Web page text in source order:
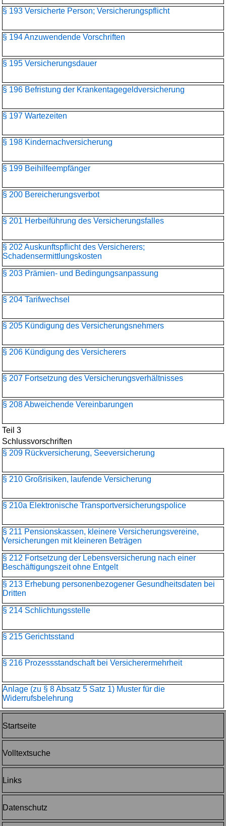
§ 193 Versicherte Person; Versicherungspflicht
§ 194 Anzuwendende Vorschriften
§ 195 Versicherungsdauer
§ 196 Befristung der Krankentagegeldversicherung
§ 197 Wartezeiten
§ 198 Kindernachversicherung
§ 199 Beihilfeempfänger
§ 200 Bereicherungsverbot
§ 201 Herbeiführung des Versicherungsfalles
§ 202 Auskunftspflicht des Versicherers;
Schadensermittlungskosten
§ 203 Prämien- und Bedingungsanpassung
§ 204 Tarifwechsel
§ 205 Kündigung des Versicherungsnehmers
§ 206 Kündigung des Versicherers
§ 207 Fortsetzung des Versicherungsverhältnisses
§ 208 Abweichende Vereinbarungen
Teil 3
Schlussvorschriften
§ 209 Rückversicherung, Seeversicherung
§ 210 Großrisiken, laufende Versicherung
§ 210a Elektronische Transportversicherungspolice
§ 211 Pensionskassen, kleinere Versicherungsvereine,
Versicherungen mit kleineren Beträgen
§ 212 Fortsetzung der Lebensversicherung nach einer
Beschäftigungszeit ohne Entgelt
§ 213 Erhebung personenbezogener Gesundheitsdaten bei
Dritten
§ 214 Schlichtungsstelle
§ 215 Gerichtsstand
§ 216 Prozessstandschaft bei Versicherermehrheit
Anlage (zu § 8 Absatz 5 Satz 1) Muster für die
Widerrufsbelehrung
Startseite
Volltextsuche
Links
Datenschutz